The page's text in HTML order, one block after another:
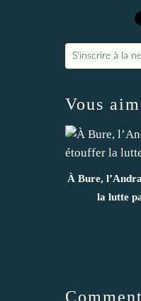
S'inscrire à la
Vous
À Bure,
la lutte